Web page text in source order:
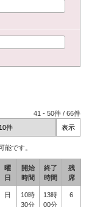
41 -50件 /66件
能です。
曜
日
開始
時間
終了
時間
残
席
日
10時
30分
13時
00分
6